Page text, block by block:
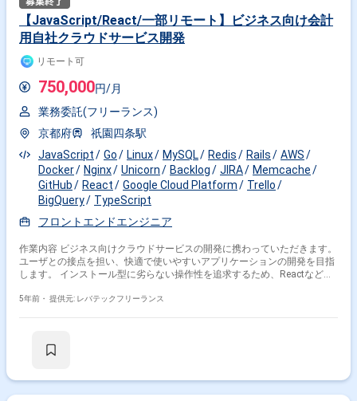
【JavaScript/React/一部リモート】ビジネス向け会計
用自社クラウドサービス開発
リモート可
750,000円/月
業務委託(フリーランス)
京都府
祇園四条駅
JavaScript
Go Linux MySQL Redis Rails
AWS
Docker
Nginx Unicorn Backlog JIRA
Memcache
GitHub
React Google Cloud Platform
Trello
BigQuery
TypeScript
フロントエンドエンジニア
作業内容 ビジネス向けクラウドサービスの開発に携わっていただきます。
ユーザとの接点を担い、快適で使いやすいアプリケーションの開発を目指
します。 インストール型に劣らない操作性を追求するため、Reactなどの
的負債の返却とモダンフロントエンドへの展開を推進して頂きます。 長期
を対象として募集されていますが、 リモートワークが実践されていた現
5年前・ 提供元: レバテックフリーランス